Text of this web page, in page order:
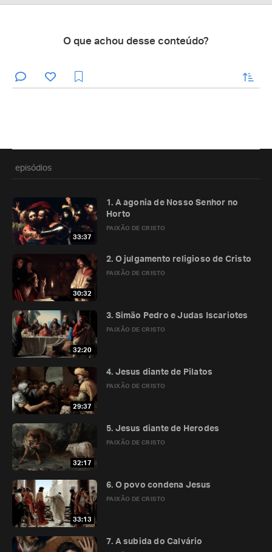
O que achou desse conteúdo?
enviar
episódios
33:37
PAIXÃO DE CRISTO
1. A agonia de Nosso Senhor no
Horto
30:32
PAIXÃO DE CRISTO
2. O julgamento religioso de Cristo
32:20
PAIXÃO DE CRISTO
3. Simão Pedro e Judas Iscariotes
29:37
PAIXÃO DE CRISTO
4. Jesus diante de Pilatos
32:17
PAIXÃO DE CRISTO
5. Jesus diante de Herodes
33:13
PAIXÃO DE CRISTO
6. O povo condena Jesus
7. A subida do Calvário